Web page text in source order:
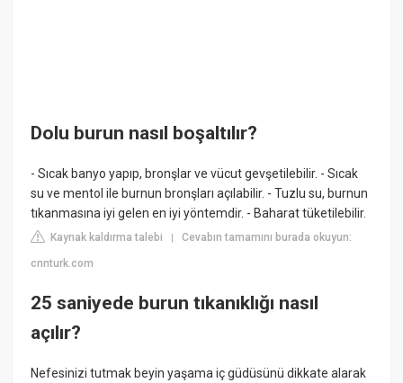
Dolu burun nasıl boşaltılır?
- Sıcak banyo yapıp, bronşlar ve vücut gevşetilebilir. - Sıcak
su ve mentol ile burnun bronşları açılabilir. - Tuzlu su, burnun
tıkanmasına iyi gelen en iyi yöntemdir. - Baharat tüketilebilir.
Kaynak kaldırma talebi |Cevabın tamamını burada okuyun:
cnnturk.com
25 saniyede burun tıkanıklığı nasıl
açılır?
Nefesinizi tutmak beyin yaşama iç güdüsünü dikkate alarak